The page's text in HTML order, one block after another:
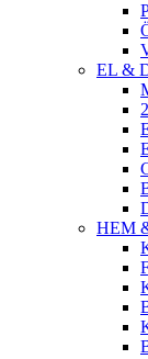
EL &
HEM